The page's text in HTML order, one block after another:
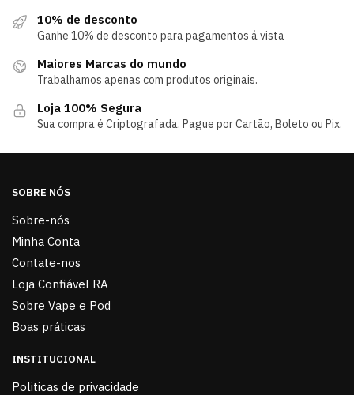
10% de desconto
Ganhe 10% de desconto para pagamentos á vista
Maiores Marcas do mundo
Trabalhamos apenas com produtos originais.
Loja 100% Segura
Sua compra é Criptografada. Pague por Cartão, Boleto ou Pix.
SOBRE NÓS
Sobre-nós
Minha Conta
Contate-nos
Loja Confiável RA
Sobre Vape e Pod
Boas práticas
INSTITUCIONAL
Politicas de privacidade